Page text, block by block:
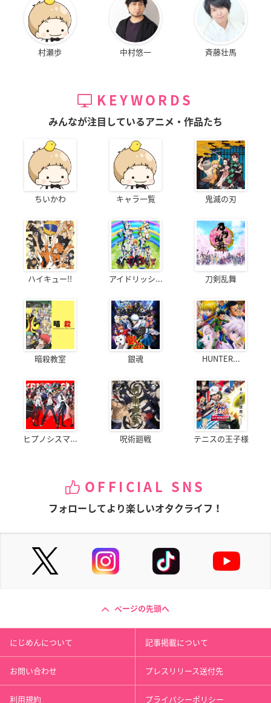
村瀬歩 中村悠一 斉藤壮馬
KEYWORDS
みんなが注目しているアニメ・作品たち
ちいかわ キャラ一覧 鬼滅の刃
ハイキュー!! アイドリッシ... 刀剣乱舞
暗殺教室 銀魂 HUNTER...
ヒプノシスマ... 呪術廻戦 テニスの王子様
OFFICIAL SNS
フォローしてより楽しいオタクライフ！
ページの先頭へ
にじめんについて 記事掲載について
お問い合わせ プレスリリース送付先
利用規約 プライバシーポリシー